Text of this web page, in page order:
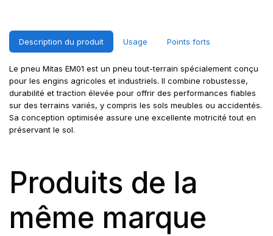
Description du produit Usage Points forts
Le pneu Mitas EM01 est un pneu tout-terrain spécialement conçu
pour les engins agricoles et industriels. Il combine robustesse,
durabilité et traction élevée pour offrir des performances fiables
sur des terrains variés, y compris les sols meubles ou accidentés.
Sa conception optimisée assure une excellente motricité tout en
préservant le sol.
Produits de la
même marque